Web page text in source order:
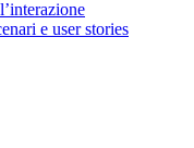
e user stories